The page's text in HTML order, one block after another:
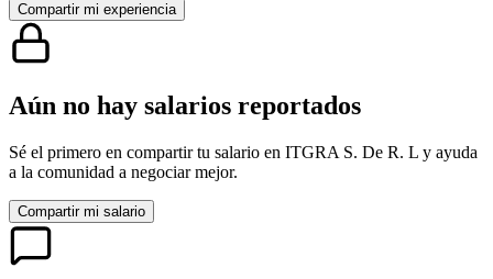
Compartir mi experiencia
Aún no hay salarios reportados
Sé el primero en compartir tu salario en ITGRA S. De R. L y ayuda
a la comunidad a negociar mejor.
Compartir mi salario